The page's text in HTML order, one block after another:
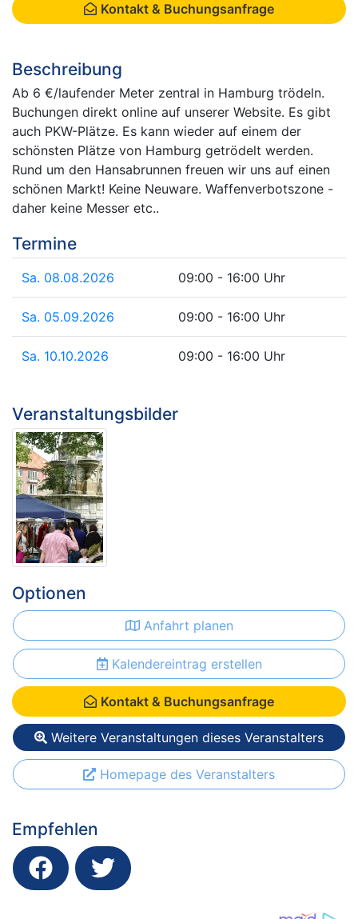
Kontakt & Buchungsanfrage
Beschreibung
Ab 6 €/laufender Meter zentral in Hamburg trödeln.
Buchungen direkt online auf unserer Website. Es gibt
auch PKW-Plätze. Es kann wieder auf einem der
schönsten Plätze von Hamburg getrödelt werden.
Rund um den Hansabrunnen freuen wir uns auf einen
schönen Markt! Keine Neuware. Waffenverbotszone -
daher keine Messer etc..
Termine
Sa. 08.08.2026 09:00 - 16:00 Uhr
Sa. 05.09.2026 09:00 - 16:00 Uhr
Sa. 10.10.2026 09:00 - 16:00 Uhr
Veranstaltungsbilder
Optionen
Anfahrt planen
Kalendereintrag erstellen
Kontakt & Buchungsanfrage
Weitere Veranstaltungen dieses Veranstalters
Homepage des Veranstalters
Empfehlen